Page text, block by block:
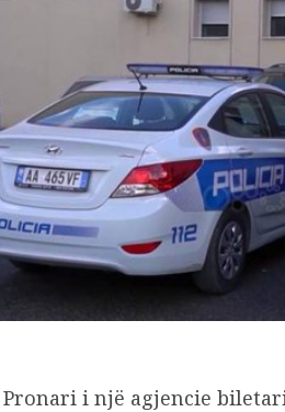
Pronari i një agjencie